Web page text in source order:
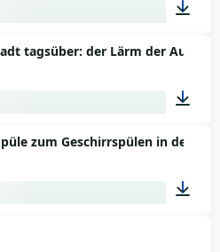
00:20
tagsüber: der Lärm der
01:13
zum Geschirrspülen in der